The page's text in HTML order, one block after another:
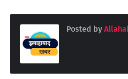
Posted by